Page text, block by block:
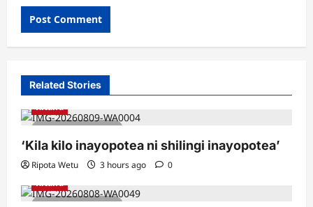
Related Stories
2 minutes read
Kitaifa
‘Kila kilo inayopotea ni shilingi inayopotea’
Ripota Wetu 3 hours ago 0
Kitaifa